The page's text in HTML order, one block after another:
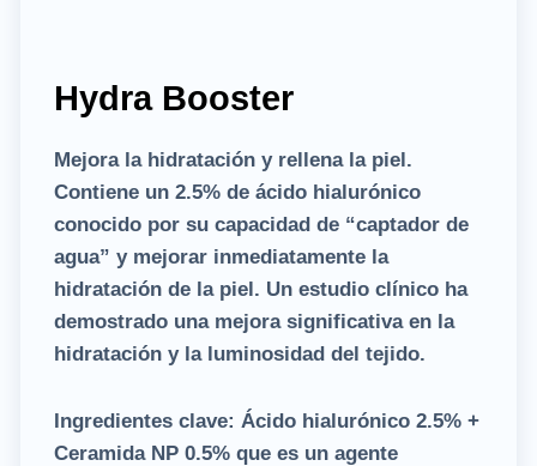
Hydra Booster
Mejora la hidratación y rellena la piel.
Contiene un 2.5% de ácido hialurónico
conocido por su capacidad de “captador de
agua” y mejorar inmediatamente la
hidratación de la piel. Un estudio clínico ha
demostrado una mejora significativa en la
hidratación y la luminosidad del tejido.
Ingredientes clave: Ácido hialurónico 2.5% +
Ceramida NP 0.5% que es un agente